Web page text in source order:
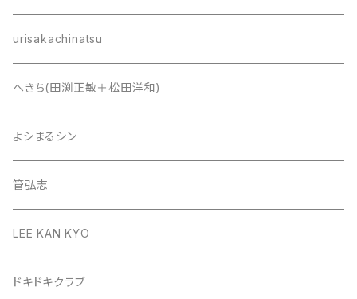
urisakachinatsu
へきち(田渕正敏＋松田洋和)
よシまるシン
管弘志
LEE KAN KYO
ドキドキクラブ